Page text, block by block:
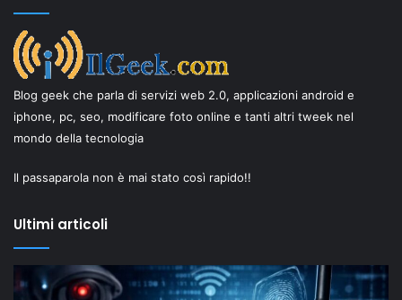
Blog geek che parla di servizi web 2.0, applicazioni android e
iphone, pc, seo, modificare foto online e tanti altri tweek nel
mondo della tecnologia
Il passaparola non è mai stato così rapido!!
Ultimi articoli
Privacy
Digitale: